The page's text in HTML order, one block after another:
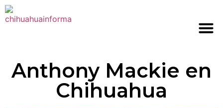
Anthony Mackie en
Chihuahua